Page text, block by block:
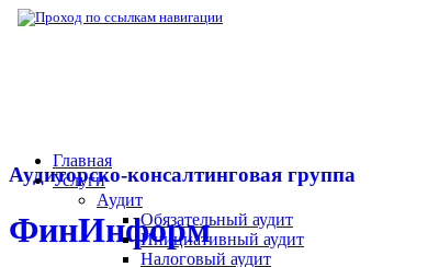
Аудиторско-консалтинговая группа
ФинИнформ
Главная
Услуги
Аудит
Обязательный аудит
Инициативный аудит
Налоговый аудит